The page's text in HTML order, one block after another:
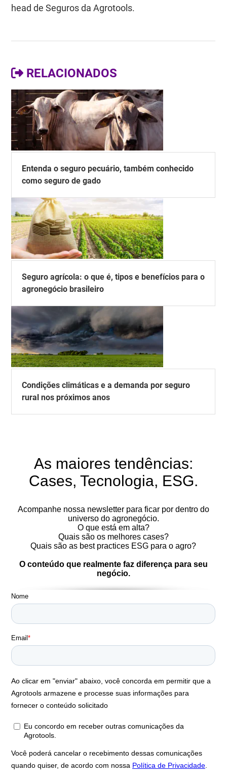
head de Seguros da Agrotools.
RELACIONADOS
Entenda o seguro pecuário, também conhecido
como seguro de gado
Seguro agrícola: o que é, tipos e benefícios para o
agronegócio brasileiro
Condições climáticas e a demanda por seguro
rural nos próximos anos